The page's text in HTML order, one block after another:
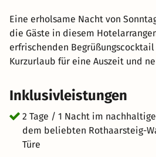
Eine erholsame Nacht von
die Gäste in diesem
erfrischenden
Kurzurlaub für eine Auszeit und
Inklusivleistungen
2 Tage / 1 Nacht im
dem beliebten Rothaarsteig-
Türe